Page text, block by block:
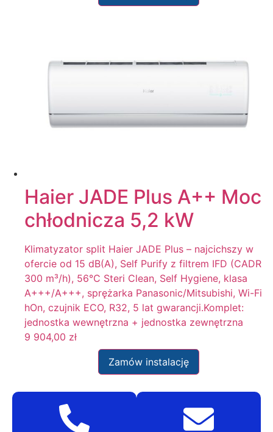
Haier JADE Plus A++ Moc
chłodnicza 5,2 kW
Klimatyzator split Haier JADE Plus – najcichszy w
ofercie od 15 dB(A), Self Purify z filtrem IFD (CADR
300 m³/h), 56°C Steri Clean, Self Hygiene, klasa
A+++/A+++, sprężarka Panasonic/Mitsubishi, Wi-Fi
hOn, czujnik ECO, R32, 5 lat gwarancji.Komplet:
jednostka wewnętrzna + jednostka zewnętrzna
9 904,00 zł
Zamów instalację